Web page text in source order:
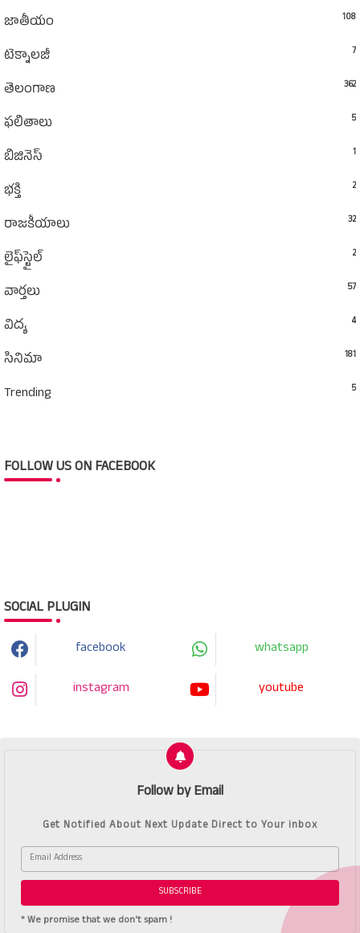
జాతీయం 108
టెక్నాలజీ 7
తెలంగాణ 362
ఫలితాలు 5
బిజినెస్ 1
భక్తి 2
రాజకీయాలు 32
లైఫ్‌స్టైల్‌ 2
వార్తలు 57
విద్య 4
సినిమా 181
Trending 5
FOLLOW US ON FACEBOOK
SOCIAL PLUGIN
facebook whatsapp
instagram youtube
Follow by Email
Get Notified About Next Update Direct to Your inbox
* We promise that we don't spam !